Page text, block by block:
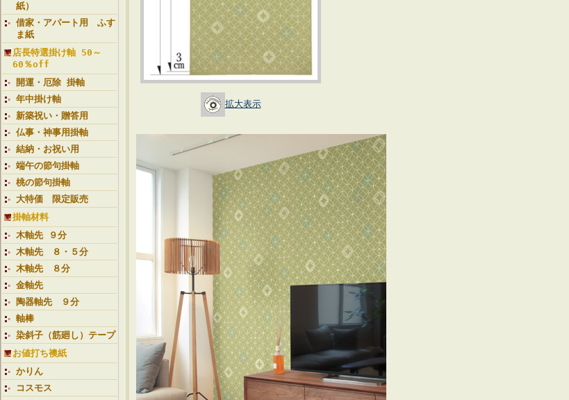
紙）
借家・アパート用 ふす
ま紙
店長特選掛け軸 50～
60％off
開運・厄除 掛軸
年中掛け軸
新築祝い・贈答用
仏事・神事用掛軸
結納・お祝い用
端午の節句掛軸
桃の節句掛軸
大特価 限定販売
掛軸材料
木軸先 ９分
木軸先 ８・５分
木軸先 ８分
金軸先
陶器軸先 ９分
軸棒
染斜子（筋廻し）テープ
お値打ち襖紙
かりん
コスモス
拡大表示